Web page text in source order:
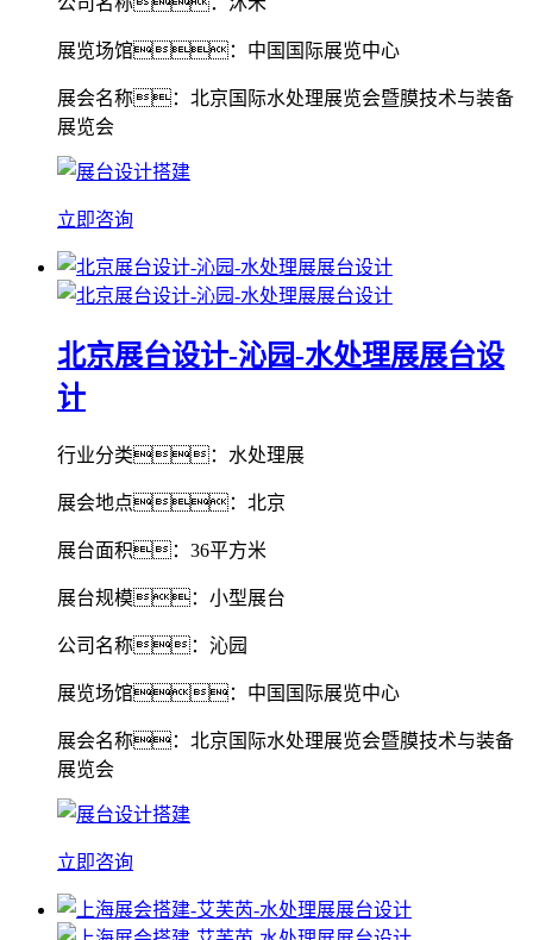
展览场馆：中国国际展览中心
展会名称：北京国际水处理展览会暨膜技术与装备
展览会
立即咨询
北京展台设计-沁园-水处理展展台设
计
行业分类：水处理展
展会地点：北京
展台面积：36平方米
展台规模：小型展台
公司名称：沁园
展览场馆：中国国际展览中心
展会名称：北京国际水处理展览会暨膜技术与装备
展览会
立即咨询